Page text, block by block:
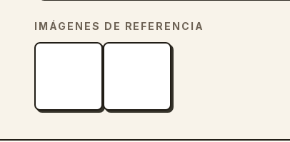
IMÁGENES DE REFERENCIA